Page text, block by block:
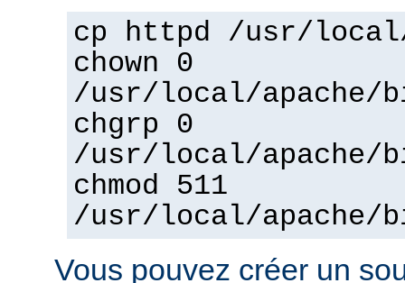
cp httpd /usr/
chown 0
/usr/local/apache/
chgrp 0
/usr/local/apache/
chmod 511
/usr/local/apache/
Vous pouvez créer un